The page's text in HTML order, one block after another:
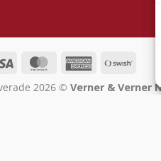
Visa MasterCardAmericanSwish
2026 © Verner & Verner